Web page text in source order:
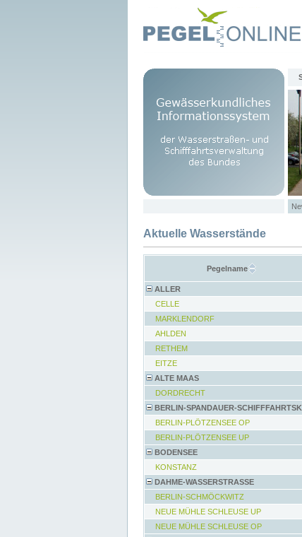
Aktuelle Wasserstände
Pegelname
ALLER
CELLE
MARKLENDORF
AHLDEN
RETHEM
EITZE
ALTE MAAS
DORDRECHT
BERLIN-SPANDAUER-
BERLIN-PLÖTZENSEE OP
BERLIN-PLÖTZENSEE UP
BODENSEE
KONSTANZ
DAHME-WASSERSTRASSE
BERLIN-SCHMÖCKWITZ
NEUE MÜHLE SCHLEUSE UP
NEUE MÜHLE SCHLEUSE OP